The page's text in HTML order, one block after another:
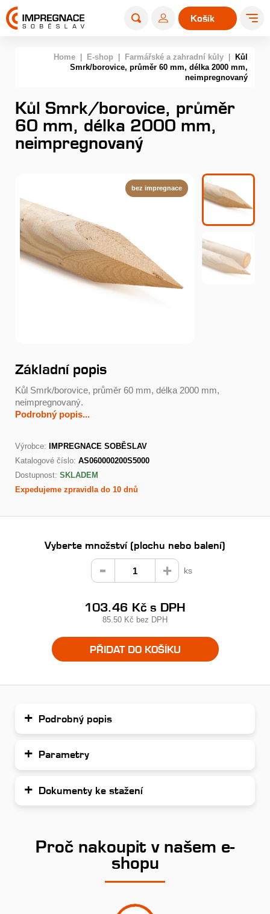
0
Košík
Home E-shop Farmářské a zahradní kůly
Kůl
Smrk/borovice, průměr 60 mm, délka 2000 mm,
neimpregnovaný
Kůl Smrk/borovice, průměr
60 mm, délka 2000 mm,
neimpregnovaný
bez impregnace
Základní popis
Kůl Smrk/borovice, průměr 60 mm, délka 2000 mm,
neimpregnovaný.
Podrobný popis...
Výrobce:
IMPREGNACE SOBĚSLAV
Katalogové číslo: AS060000200S5000
Dostupnost: SKLADEM
Expedujeme zpravidla do 10 dnů
Vyberte množství (plochu nebo balení)
ks
103.46 Kč s DPH
85.50 Kč bez DPH
PŘIDAT DO KOŠÍKU
Podrobný popis
Parametry
Dokumenty ke stažení
Proč nakoupit v našem e-
shopu